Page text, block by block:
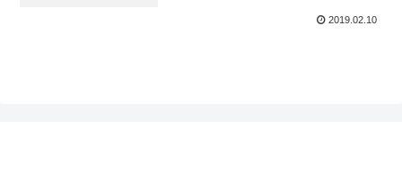
2019.02.10